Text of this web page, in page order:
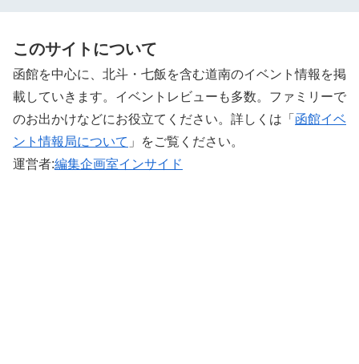
このサイトについて
函館を中心に、北斗・七飯を含む道南のイベント情報を掲
載していきます。イベントレビューも多数。ファミリーで
のお出かけなどにお役立てください。詳しくは「 函館イベ
ント情報局について 」をご覧ください。 ‎
運営者:編集企画室インサイド